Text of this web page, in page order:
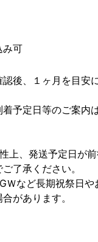
み可
認後、１ヶ月を目安
着予定日等のご案内
上、発送予定日が
了承ください。
Ｗなど長期祝祭日や
があります。